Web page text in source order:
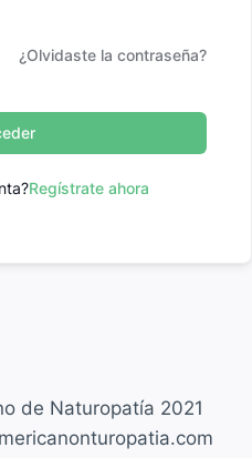
¿Olvidaste la contraseña?
Regístrate ahora
de Naturopatía 2021